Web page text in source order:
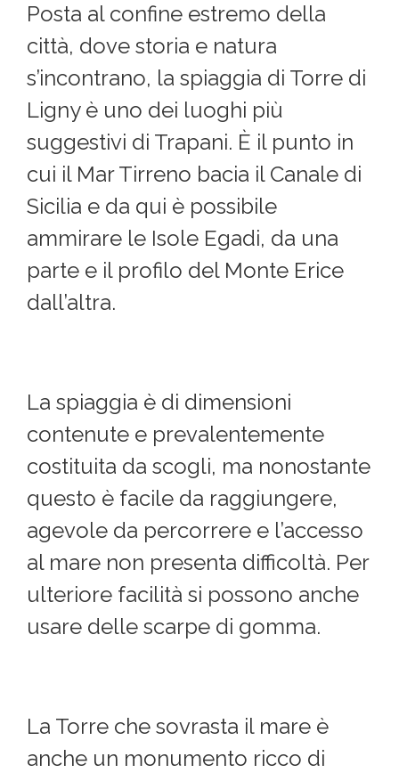
Posta al confine estremo della
città, dove storia e natura
s’incontrano, la spiaggia di Torre di
Ligny è uno dei luoghi più
suggestivi di Trapani. È il punto in
cui il Mar Tirreno bacia il Canale di
Sicilia e da qui è possibile
ammirare le Isole Egadi, da una
parte e il profilo del Monte Erice
dall’altra.
La spiaggia è di dimensioni
contenute e prevalentemente
costituita da scogli, ma nonostante
questo è facile da raggiungere,
agevole da percorrere e l’accesso
al mare non presenta difficoltà. Per
ulteriore facilità si possono anche
usare delle scarpe di gomma.
La Torre che sovrasta il mare è
anche un monumento ricco di